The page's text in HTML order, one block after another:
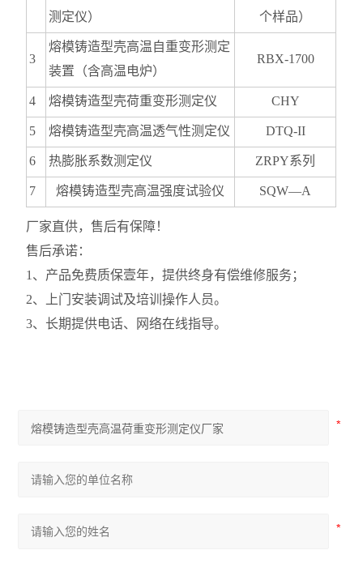
测定仪）
个样品）
3
熔模铸造型壳高温自重变形测定
装置（含高温电炉）
RBX-1700
4 熔模铸造型壳荷重变形测定仪 CHY
5 熔模铸造型壳高温透气性测定仪 DTQ-II
6 热膨胀系数测定仪 ZRPY系列
7 熔模铸造型壳高温强度试验仪 SQW—A
厂家直供，售后有保障！
售后承诺：
1、产品免费质保壹年，提供终身有偿维修服务；
2、上门安装调试及培训操作人员。
3、长期提供电话、网络在线指导。